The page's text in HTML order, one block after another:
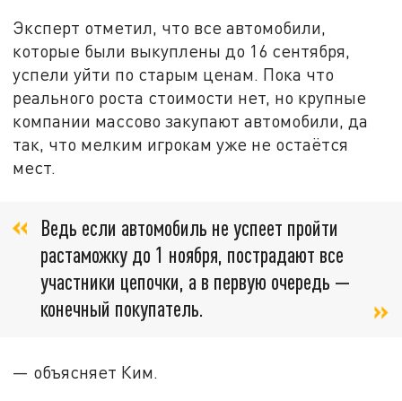
Эксперт отметил, что все автомобили,
которые были выкуплены до 16 сентября,
успели уйти по старым ценам. Пока что
реального роста стоимости нет, но крупные
компании массово закупают автомобили, да
так, что мелким игрокам уже не остаётся
мест.
Ведь если автомобиль не успеет пройти
растаможку до 1 ноября, пострадают все
участники цепочки, а в первую очередь —
конечный покупатель.
— объясняет Ким.